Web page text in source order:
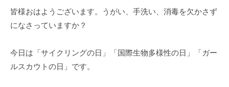
a
s
a
メ
ン
皆様おはようございます。うがい、手洗い、消毒を欠かさず
になさっていますか？
今日は「サイクリングの日」「国際生物多様性の日」「ガー
ルスカウトの日」です。